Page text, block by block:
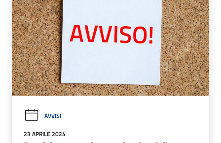
AVVISI
23 APRILE 2024